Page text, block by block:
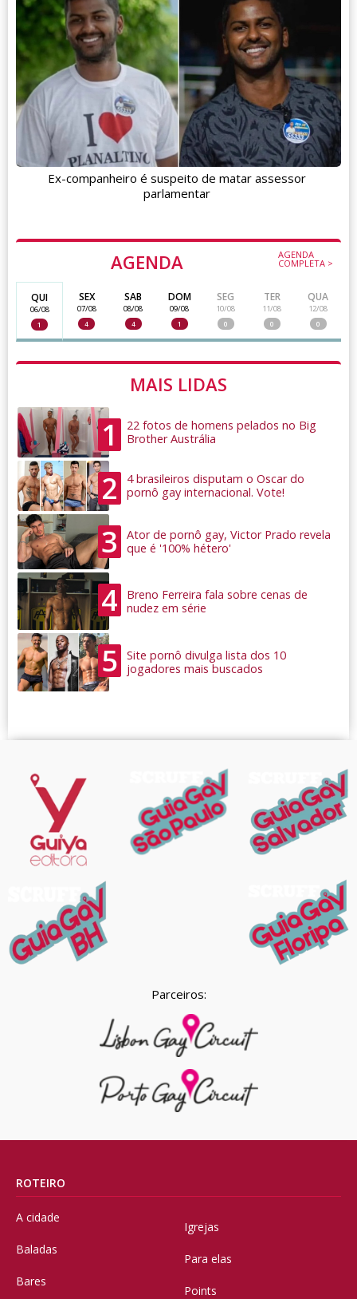
AGENDA AGENDA
COMPLETA >
QUI
06/08
1
SEX
07/08
4
SAB
08/08
4
DOM
09/08
1
SEG
10/08
0
TER
11/08
0
QUA
12/08
0
MAIS LIDAS
1
22 fotos de homens pelados no Big
Brother Austrália
2
4 brasileiros disputam o Oscar do
pornô gay internacional. Vote!
3
Ator de pornô gay, Victor Prado revela
que é '100% hétero'
4
Breno Ferreira fala sobre cenas de
nudez em série
5
Site pornô divulga lista dos 10
jogadores mais buscados
Ex-companheiro é suspeito de matar assessor
parlamentar
Parceiros:
ROTEIRO
A cidade
Baladas
Bares
Igrejas
Para elas
Points